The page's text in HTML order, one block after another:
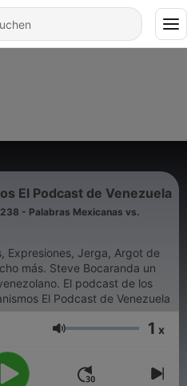
El Podcast de Venezuela
238 - Palabras Mexicanas vs.
Expresiones, Jerga, Argot de
más. Steve Bocaranda un
El podcast de los
El Podcast de Venezuela
Lautstärke 1 x